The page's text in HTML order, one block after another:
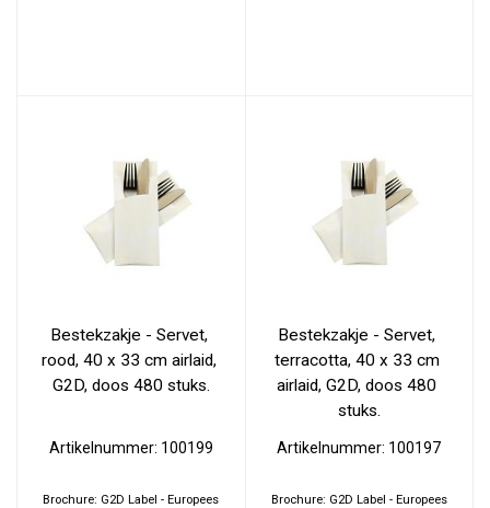
Bestekzakje - Servet,
rood, 40 x 33 cm airlaid,
G2D, doos 480 stuks.
Artikelnummer: 100199
Brochure: G2D Label - Europees
Bestekzakje - Servet,
terracotta, 40 x 33 cm
airlaid, G2D, doos 480
stuks.
Artikelnummer: 100197
Brochure: G2D Label - Europees